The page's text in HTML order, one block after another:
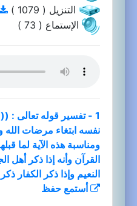
التنزيل ( 1079 )
الإستماع ( 73 )
1 - تفسير قوله تعالى
نفسه ابتغاء مرضات الله
ومناسبة هذه الآية لما
القرآن وأنه إذا ذكر أهل
النعيم وإذا ذكر الكفار
أستمع حفظ